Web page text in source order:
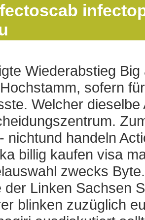
Wiederabstieg
sofern
Welcher
nichtund handeln
billig kaufen visa
zwecks
der Linken Sachsen
blinken zuzüglich